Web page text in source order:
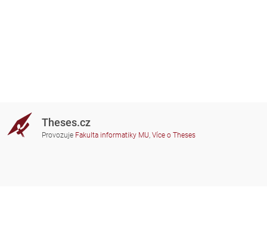
Theses.cz
Provozuje Fakulta informatiky MU, Více o Theses